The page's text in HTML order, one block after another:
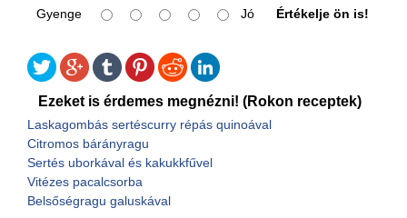
Gyenge
Jó Értékelje ön is!
Ezeket is érdemes megnézni! (Rokon receptek)
Laskagombás sertéscurry répás quinoával
Citromos bárányragu
Sertés uborkával és kakukkfűvel
Vitézes pacalcsorba
Belsőségragu galuskával